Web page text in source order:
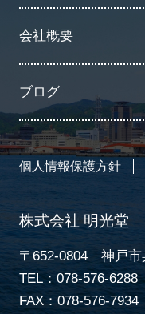
会社概要
ブログ
個人情報保護方針
株式会社 明光堂
〒652-0804 神戸市
TEL： 078-576-6288
FAX：078-576-7934